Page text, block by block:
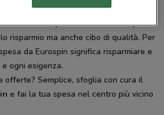
ricordata la qualità delle materie prime
risparmio ma anche cibo di qualità. Per
da Eurospin significa risparmiare e
ogni esigenza.
offerte? Semplice, sfoglia con cura il
e fai la tua spesa nel centro più vicino